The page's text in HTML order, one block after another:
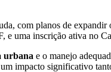
com planos de
e uma inscrição ativa no
urbana e o manejo
impacto significativo